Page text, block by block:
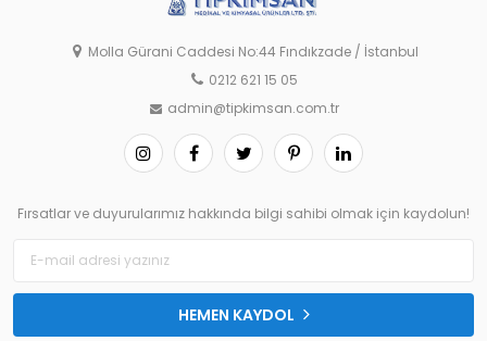
Molla Gürani Caddesi No:44 Fındıkzade / İstanbul
0212 621 15 05
admin@tipkimsan.com.tr
Fırsatlar ve duyurularımız hakkında bilgi sahibi olmak için kaydolun!
HEMEN KAYDOL